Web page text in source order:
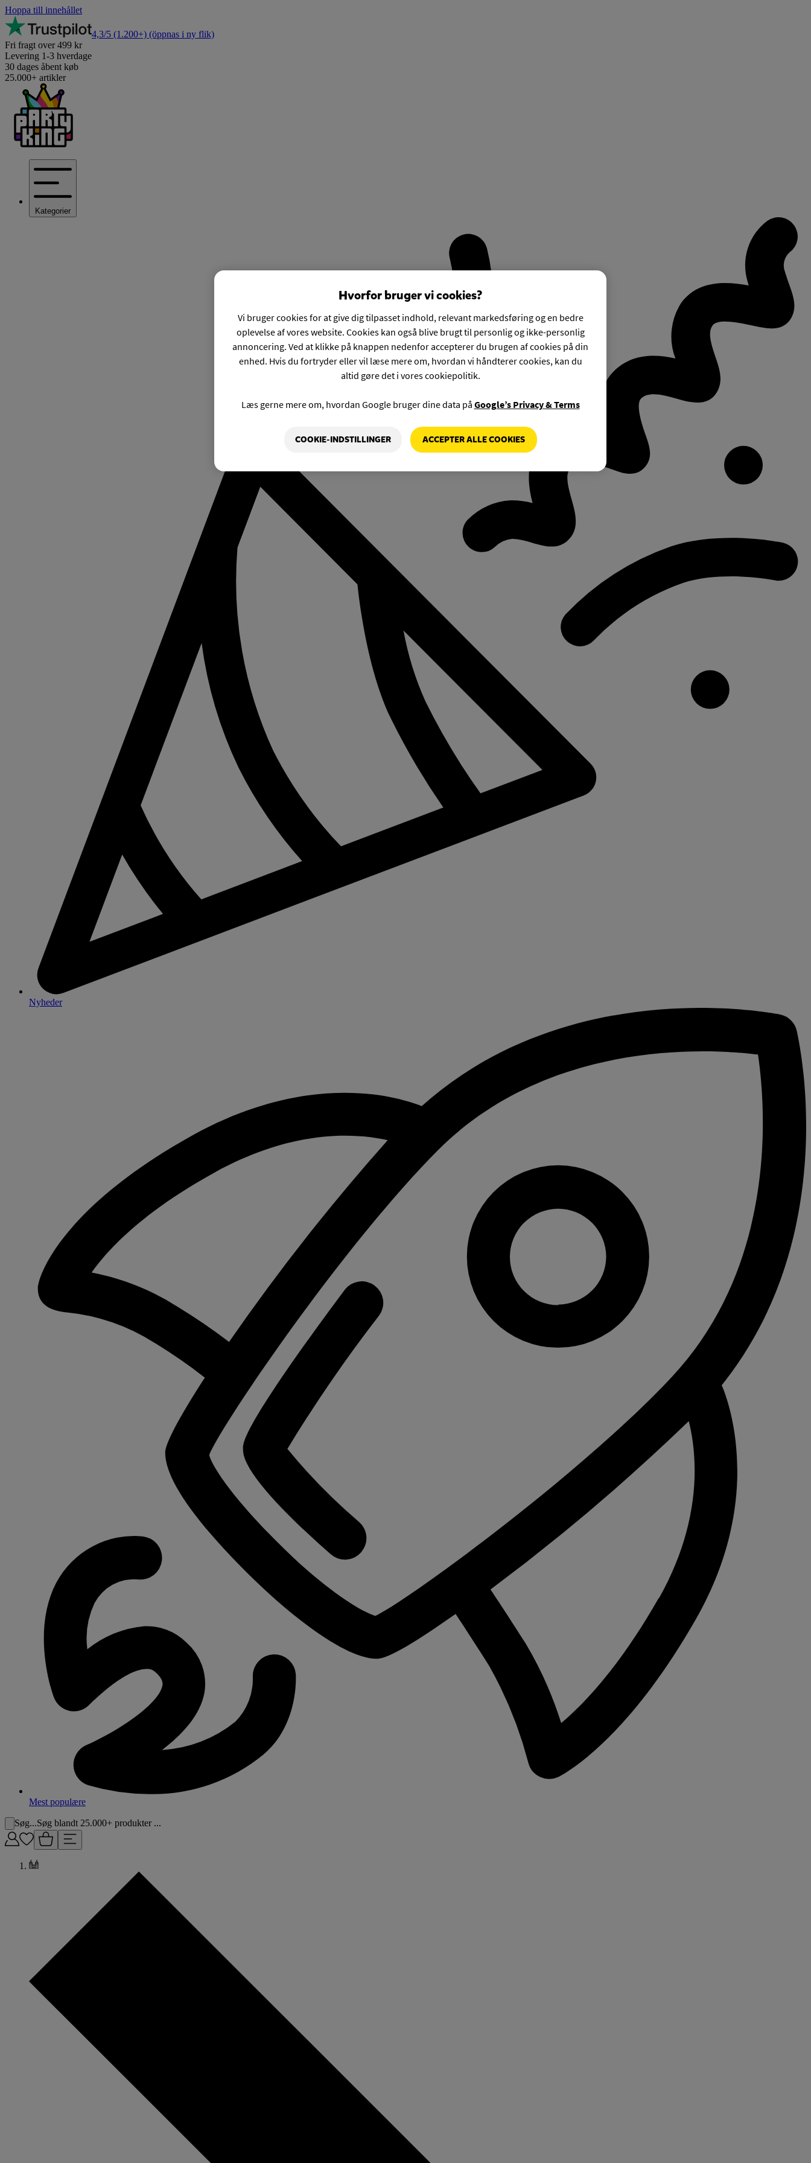
Hoppa till innehållet
4,3/5 (1.200+) (öppnas i ny flik)
Fri fragt over 499 kr
Levering 1-3 hverdage
30 dages åbent køb
25.000+ artikler
Kategorier
Nyheder
Mest populære
Søg...Søg blandt 25.000+ produkter ...
Hvorfor bruger vi cookies?
Vi bruger cookies for at give dig tilpasset indhold, relevant markedsføring og en bedre
oplevelse af vores website. Cookies kan også blive brugt til personlig og ikke-personlig
annoncering. Ved at klikke på knappen nedenfor accepterer du brugen af cookies på din
enhed. Hvis du fortryder eller vil læse mere om, hvordan vi håndterer cookies, kan du
altid gøre det i vores cookiepolitik.
Læs gerne mere om, hvordan Google bruger dine data på Google’s Privacy & Terms
COOKIE-INDSTILLINGER ACCEPTER ALLE COOKIES